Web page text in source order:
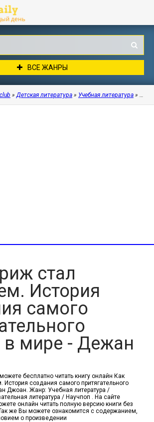
ВСЕ ЖАНРЫ
»Детская литература » Учебная литература » Как
стал
История
самого
в мире - Дежан
бесплатно читать книгу онлайн Как
создания самого притягательного
Джоан. Жанр: Учебная литература /
литература / Научпоп . На сайте
онлайн читать полную версию книги без
же Вы можете ознакомится с содержанием,
о произведении